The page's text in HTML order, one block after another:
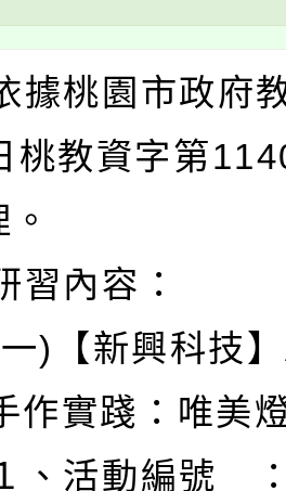
桃園市政府
桃教資字第
內容：
興科技】
作實踐：唯美
動編號 ：